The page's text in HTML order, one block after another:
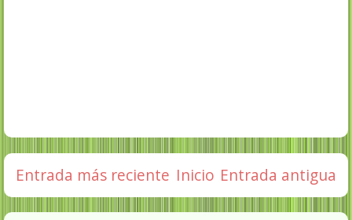
Entrada más reciente Entrada antigua
Inicio